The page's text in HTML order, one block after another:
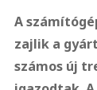
A
zajlik a
számos új